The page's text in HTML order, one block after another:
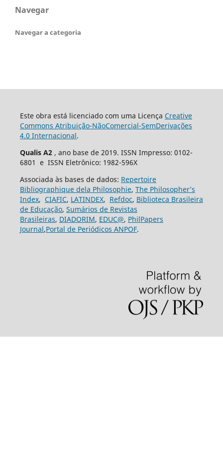
Navegar
Navegar a categoria
Este obra está licenciado com uma Licença Creative
Commons Atribuição-NãoComercial-SemDerivações
4.0 Internacional.
Qualis A2 , ano base de 2019. ISSN Impresso: 0102-
6801 e ISSN Eletrônico: 1982-596X
Associada às bases de dados: Repertoire
Bibliographique dela Philosophie, The Philosopher’s
Index, CIAFIC, LATINDEX, Refdoc, Biblioteca Brasileira
de Educação, Sumários de Revistas
Brasileiras, DIADORIM, EDUC@, PhilPapers
Journal,Portal de Periódicos ANPOF.